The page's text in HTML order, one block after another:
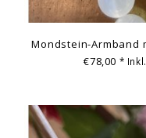
Mondstein-Armband
€78,00 *